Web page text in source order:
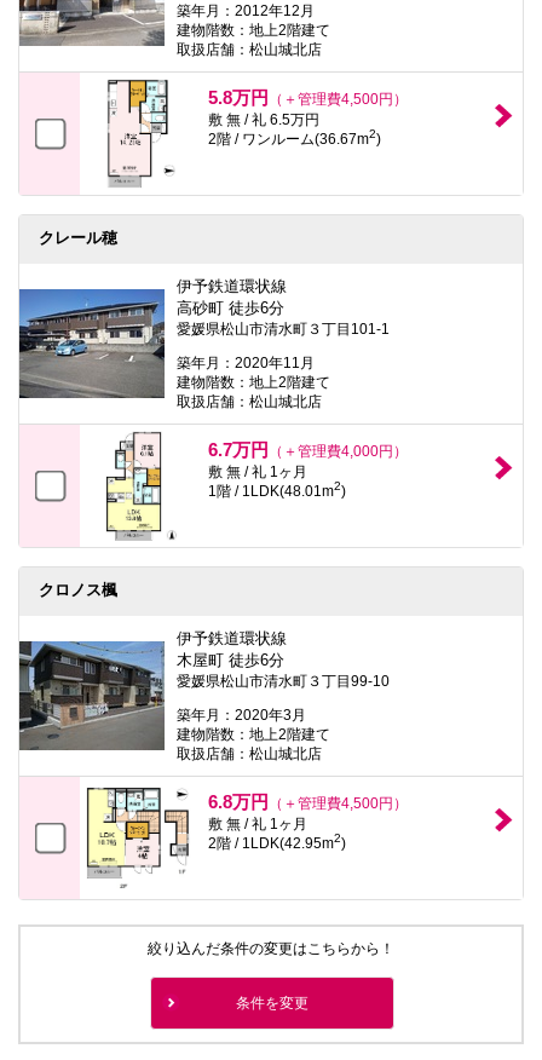
築年月：2012年12月
建物階数：地上2階建て
取扱店舗：松山城北店
5.8万円
（＋管理費4,500円）
敷 無 / 礼 6.5万円
2階 / ワンルーム(36.67m2)
クレール穂
伊予鉄道環状線
高砂町 徒歩6分
愛媛県松山市清水町３丁目101-1
築年月：2020年11月
建物階数：地上2階建て
取扱店舗：松山城北店
6.7万円
（＋管理費4,000円）
敷 無 / 礼 1ヶ月
1階 / 1LDK(48.01m2)
クロノス楓
伊予鉄道環状線
木屋町 徒歩6分
愛媛県松山市清水町３丁目99-10
築年月：2020年3月
建物階数：地上2階建て
取扱店舗：松山城北店
6.8万円
（＋管理費4,500円）
敷 無 / 礼 1ヶ月
2階 / 1LDK(42.95m2)
絞り込んだ条件の変更はこちらから！
条件を変更